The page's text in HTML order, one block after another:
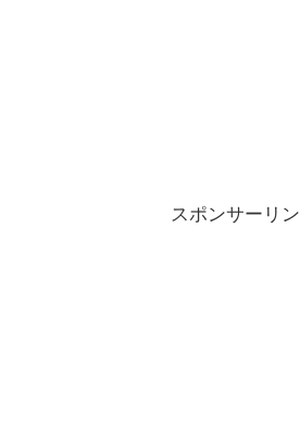
スポンサーリ